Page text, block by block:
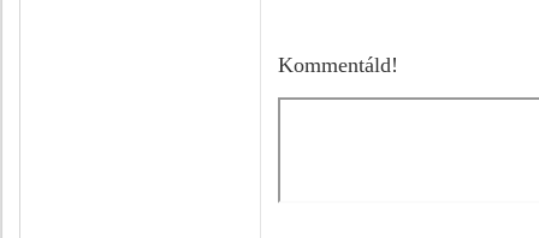
Kommentáld!